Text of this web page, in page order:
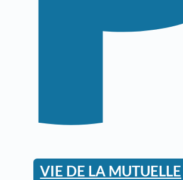
VIE DE LA MUTUELLE